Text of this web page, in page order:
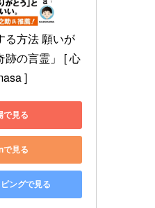
る方法 願いが
跡の言霊」 [ 心
]
で見る
見る
ングで見る